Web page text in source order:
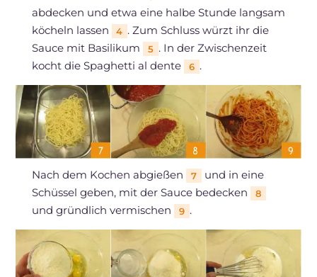
abdecken und etwa eine halbe Stunde langsam
köcheln lassen
4 . Zum Schluss würzt ihr die
Sauce mit Basilikum
5 . In der Zwischenzeit
kocht die Spaghetti al dente
6 .
Nach dem Kochen abgießen 7
und in eine
Schüssel geben, mit der Sauce bedecken
8
und gründlich vermischen 9 .